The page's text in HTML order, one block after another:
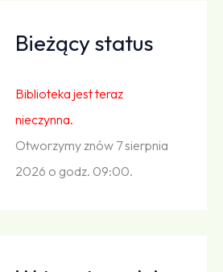
Bieżący status
Biblioteka jest teraz
nieczynna.
Otworzymy znów 7 sierpnia
2026 o godz. 09:00.